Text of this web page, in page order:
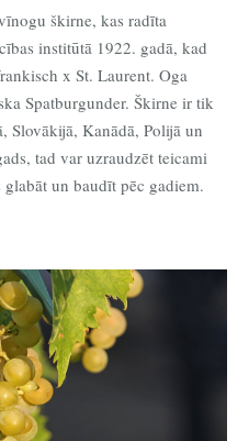
škirne, kas radīta
institūtā 1922. gadā, kad
x St. Laurent. Oga
Spatburgunder. Škirne ir tik
Slovākijā, Kanādā, Polijā un
tad var uzraudzēt teicami
un baudīt pēc gadiem.